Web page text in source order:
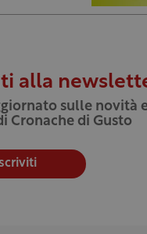
alla
sulle novità
Cronache di Gusto